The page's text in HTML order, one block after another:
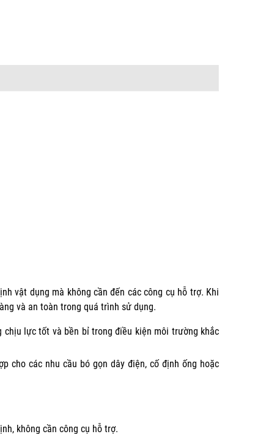
vật dụng mà không cần đến các công cụ hỗ trợ. Khi
và an toàn trong quá trình sử dụng.
lực tốt và bền bỉ trong điều kiện môi trường khắc
cho các nhu cầu bó gọn dây điện, cố định ống hoặc
không cần công cụ hỗ trợ.